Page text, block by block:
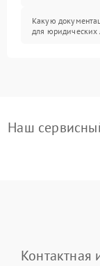
Какую
для юридических
Наш